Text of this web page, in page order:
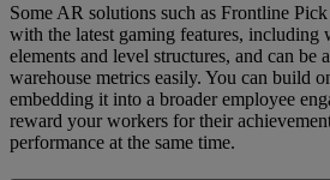
Some AR solutions such as Frontline
with the latest gaming features, including
elements and level structures, and can be
warehouse metrics easily. You can build
embedding it into a broader employee
reward your workers for their
performance at the same time.